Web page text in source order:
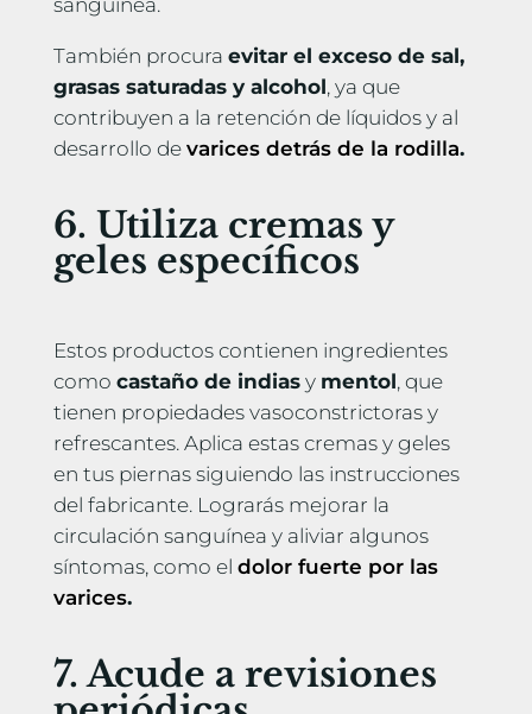
También procura evitar el exceso de sal,
grasas saturadas y alcohol, ya que
contribuyen a la retención de líquidos y al
desarrollo de varices detrás de la rodilla.
6. Utiliza cremas y
geles específicos
Estos productos contienen ingredientes
como castaño de indiasy mentol, que
tienen propiedades vasoconstrictoras y
refrescantes. Aplica estas cremas y geles
en tus piernas siguiendo las instrucciones
del fabricante. Lograrás mejorar la
circulación sanguínea y aliviar algunos
síntomas, como el dolor fuerte por las
varices.
7. Acude a revisiones